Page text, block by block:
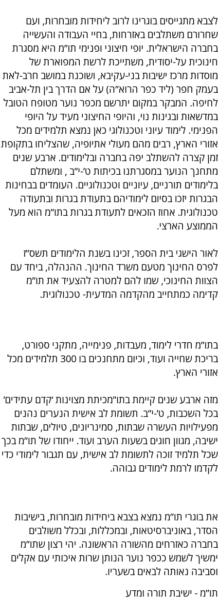
לצבא מתגייסים בוגרינו לרוב ליחידות מובחרות, ועם
שחרורם משתלבים באזרחות, בחיי העבודה והעשייה
בחברה הישראלית. יופי חיצוני ופנימי תו”מ היא מסגרת
חינוכית על-יסודית, משתייכת לרשת המפוארת של
מוסדות מרכז ישיבות בני-עקיבא, ושוכנת במושב חרב-לאת
בעמק חפר (ליד כפר הרוא”ה) על אם הדרך בין תל-אביב
לחיפה. המבקר במקום יתרשם מכפר נוער מטופח הטובל
במדשאות ובגינות נוי, והיופי החיצוני מעיד על היופי
הפנימי. לימוד עיוני וטכנולוגי כאן נמצא תלמידים מכל
אזורי הארץ, רבים מהם מעולי אתיופיה, שהצליחו בתקופת
זמן קצרה להשתלב יפה בחברה ובלימודים. ארבע שנים
מתחנך הנוער במסגרתנו בכיתות ט’-י”ב , ומשתלם
בלימודים תורניים, עיוניים וטכנולוגיים. העומדים בבחינות
הבגרות יזכו בסיום לימודיהם בתעודת בגרות ובתעודה
טכנולוגית. אחוז הזכאים לתעודת בגרות בתו”מ הוא מעל
הממוצע הארצי.
לאור הישגי בית הספר, זכינו בשנת הלימודים תשס”ז
לפרס החינוך מטעם משרד החינוך. ההנהלה, ביחד עם
הצוות החינוכי, שמו להם למטרה להצעיד את תו”מ
קדימה כמתחייב מהקדמה המדעית- טכנולוגית.
בתו”מ חדרי לימוד, מעבדות, פנימייה, מתקני ספורט,
בריכת שחייה ועוד, וכיום מתחנכים בו 300 תלמידים מכל
אזורי הארץ.
מזה ארבע שנים קיימת בתו”מכיתת מצוינות ‘קדם עתידים’
בכל השכבות, ט’-י”ב. תשומת לב אישית הנערים נהנים
מפעילויות העשרה שבתות, סמינריונים, טיולים, שבתות
ישיבה, מגוון חוגים בשעות הערב ועוד. ייחודו של תו”מ בכך
שכל תלמיד זוכה לתשומת לב אישית, עם תגבור לימודי כדי
לקדמו לרמת לימודים גבוהה.
את בוגרי תו”מ נמצא בצבא ביחידות מובחרות, בישיבות
הסדר, באוניברסיטאות, ובמכללות, ובכלל משולבים
בחברה כאזרחים מהשורה הראשונה. יהי רצון שתו”מ
ימשיך לשמש ככפר נוער הנותן שרות איכותי עם אקלים
וסביבה נאותה לבאים בשעריו.
תו”מ - ישיבת תורה ומדע